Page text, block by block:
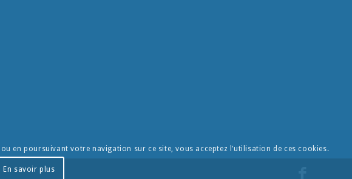
en poursuivant votre navigation sur ce site, vous acceptez l’utilisation de ces cookies.
En savoir plus